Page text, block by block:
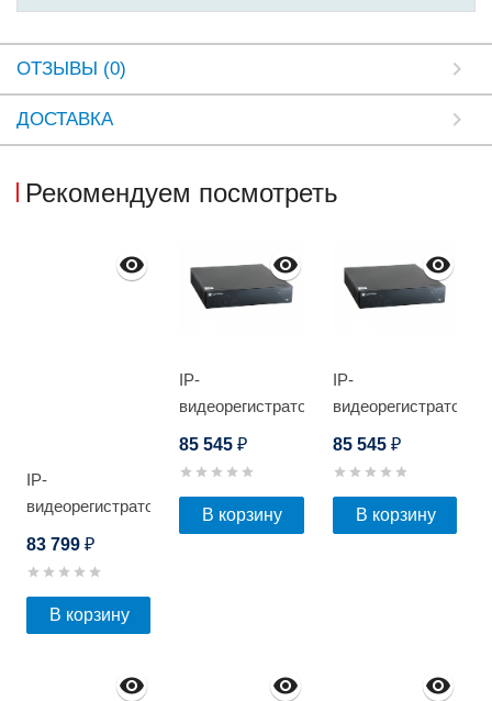
ОТЗЫВЫ (0)
ДОСТАВКА
Рекомендуем посмотреть
IP-
видеорегистратор
83 799 ₽
В корзину
IP-
видеорегистратор
85 545₽
В корзину
IP-
видеорегистратор
85 545 ₽
В корзину